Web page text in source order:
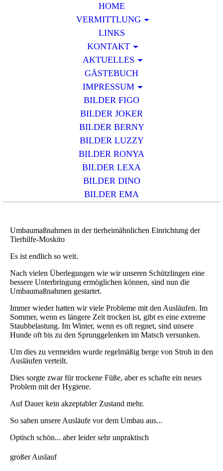
HOME
VERMITTLUNG
LINKS
KONTAKT
AKTUELLES
GÄSTEBUCH
IMPRESSUM
BILDER FIGO
BILDER JOKER
BILDER BERNY
BILDER LUZZY
BILDER RONYA
BILDER LEXA
BILDER DINO
BILDER EMA
Umbaumaßnahmen in der tierheimähnlichen Einrichtung der
Tierhilfe-Moskito
Es ist endlich so weit.
Nach vielen Überlegungen wie wir unseren Schützlingen eine
bessere Unterbringung ermöglichen können, sind nun die
Umbaumaßnahmen gestartet.
Immer wieder hatten wir viele Probleme mit den Ausläufen. Im
Sommer, wenn es längere Zeit trocken ist, gibt es eine extreme
Staubbelastung. Im Winter, wenn es oft regnet, sind unsere
Hunde oft bis zu den Sprunggelenken im Matsch versunken.
Um dies zu vermeiden wurde regelmäßig berge von Stroh in den
Ausläufen verteilt.
Dies sorgte zwar für trockene Füße, aber es schafte ein neues
Problem mit der Hygiene.
Auf Dauer kein akzeptabler Zustand mehr.
So sahen unsere Ausläufe vor dem Umbau aus...
Optisch schön... aber leider sehr unpraktisch
großer Auslauf